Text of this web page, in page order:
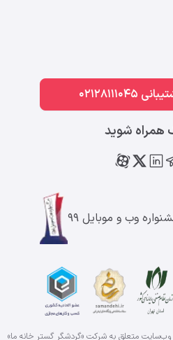
همراه شوید
وب و موبایل ۹۹
متعلق به شرکت «گردشگر گستر خانه ما»